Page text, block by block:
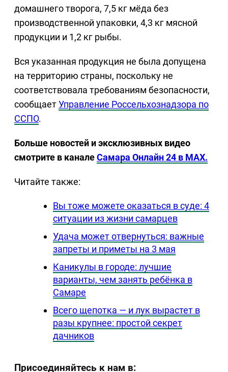
домашнего творога, 7,5 кг мёда без
производственной упаковки, 4,3 кг мясной
продукции и 1,2 кг рыбы.
Вся указанная продукция не была допущена
на территорию страны, поскольку не
соответствовала требованиям безопасности,
сообщаетУправление Россельхознадзора по
ССПО.
Больше новостей и эксклюзивных видео
смотрите в каналеСамара Онлайн 24 в MAX.
Читайте также:
Вы тоже можете оказаться в суде: 4
ситуации из жизни самарцев
Удача может отвернуться: важные
запреты и приметы на 3 мая
Каникулы в городе: лучшие
варианты, чем занять ребёнка в
Самаре
Всего щепотка — и лук вырастет в
разы крупнее: простой секрет
дачников